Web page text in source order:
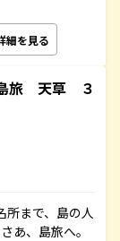
細を見る
旅 天草 ３
所まで、島の人
あ、島旅へ。